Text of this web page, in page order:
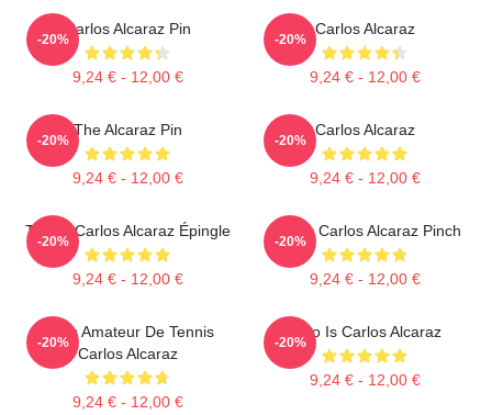
Carlos Alcaraz Pin
9,24 € - 12,00 €
-20%
Carlos Alcaraz
9,24 € - 12,00 €
-20%
The Alcaraz Pin
9,24 € - 12,00 €
-20%
Carlos Alcaraz
9,24 € - 12,00 €
-20%
Tennis Carlos Alcaraz Épingle
9,24 € - 12,00 €
-20%
Tennis Carlos Alcaraz Pinch
9,24 € - 12,00 €
-20%
Filles Amateur De Tennis
Carlos Alcaraz
9,24 € - 12,00 €
-20%
Who Is Carlos Alcaraz
9,24 € - 12,00 €
-20%